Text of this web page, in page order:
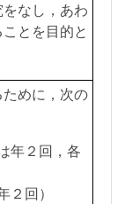
なし，あわ
とを目的と
めに，次の
年２回，各
回）